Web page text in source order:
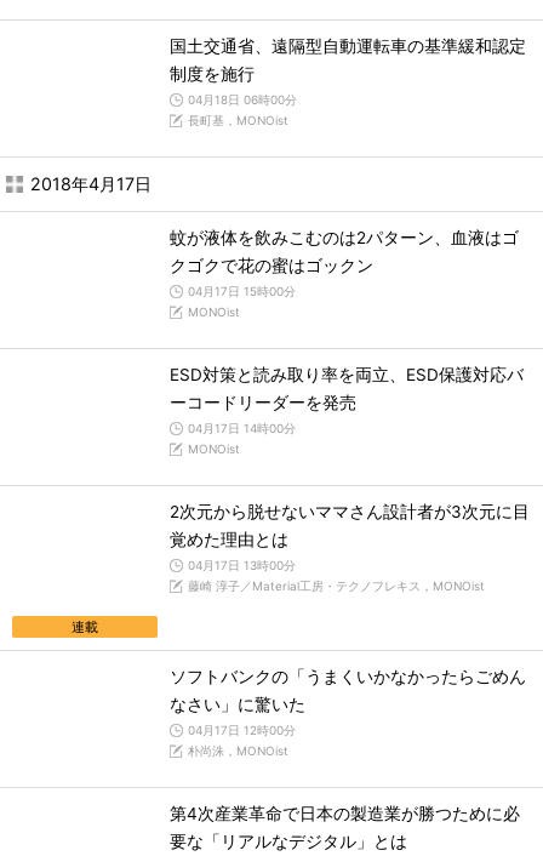
国土交通省、遠隔型自動運転車の基準緩和認定
制度を施行
04月18日 06時00分
長町基，MONOist
2018年4月17日
蚊が液体を飲みこむのは2パターン、血液はゴ
クゴクで花の蜜はゴックン
04月17日 15時00分
MONOist
ESD対策と読み取り率を両立、ESD保護対応バ
ーコードリーダーを発売
04月17日 14時00分
MONOist
連載
2次元から脱せないママさん設計者が3次元に目
覚めた理由とは
04月17日 13時00分
藤崎 淳子／Material工房・テクノフレキス，MONOist
ソフトバンクの「うまくいかなかったらごめん
なさい」に驚いた
04月17日 12時00分
朴尚洙，MONOist
第4次産業革命で日本の製造業が勝つために必
要な「リアルなデジタル」とは